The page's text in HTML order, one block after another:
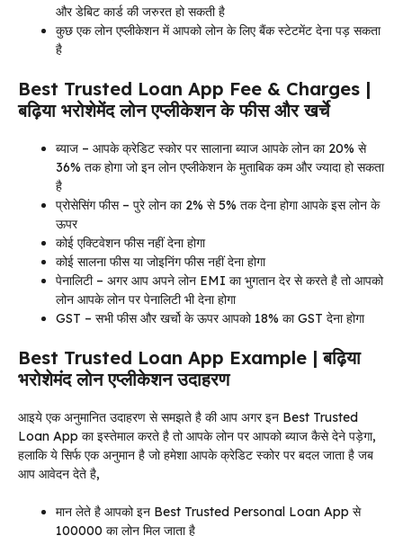
और डेबिट कार्ड की जरुरत हो सकती है
कुछ एक लोन एप्लीकेशन में आपको लोन के लिए बैंक स्टेटमेंट देना पड़ सकता
है
Best Trusted Loan App Fee & Charges |
बढ़िया भरोशेमेंद लोन एप्लीकेशन के फीस और खर्चे
ब्याज – आपके क्रेडिट स्कोर पर सालाना ब्याज आपके लोन का 20% से
36% तक होगा जो इन लोन एप्लीकेशन के मुताबिक कम और ज्यादा हो सकता
है
प्रोसेसिंग फीस – पुरे लोन का 2% से 5% तक देना होगा आपके इस लोन के
ऊपर
कोई एक्टिवेशन फीस नहीं देना होगा
कोई सालना फीस या जोइनिंग फीस नहीं देना होगा
पेनालिटी – अगर आप अपने लोन EMI का भुगतान देर से करते है तो आपको
लोन आपके लोन पर पेनालिटी भी देना होगा
GST – सभी फीस और खर्चो के ऊपर आपको 18% का GST देना होगा
Best Trusted Loan App Example | बढ़िया
भरोशेमंद लोन एप्लीकेशन उदाहरण
आइये एक अनुमानित उदाहरण से समझते है की आप अगर इन Best Trusted
Loan App का इस्तेमाल करते है तो आपके लोन पर आपको ब्याज कैसे देने पड़ेगा,
हलाकि ये सिर्फ एक अनुमान है जो हमेशा आपके क्रेडिट स्कोर पर बदल जाता है जब
आप आवेदन देते है,
मान लेते है आपको इन Best Trusted Personal Loan App से
100000 का लोन मिल जाता है